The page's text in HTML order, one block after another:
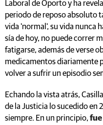
Laboral de Oporto y ha
periodo de reposo absoluto
vida 'normal', su vida nunca
sía de hoy, no puede correr
fatigarse, además de verse
medicamentos diariamente
volver a sufrir un episodio
Echando la vista atrás,
de la Justicia lo sucedido en
siempre. En un principio, fue